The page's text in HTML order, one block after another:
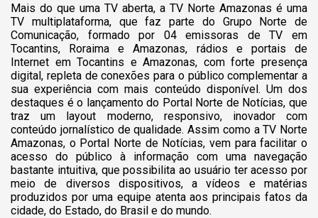
Mais do que uma TV aberta, a TV Norte Amazonas é uma
TV multiplataforma, que faz parte do Grupo Norte de
Comunicação, formado por 04 emissoras de TV em
Tocantins, Roraima e Amazonas, rádios e portais de
Internet em Tocantins e Amazonas, com forte presença
digital, repleta de conexões para o público complementar a
sua experiência com mais conteúdo disponível. Um dos
destaques é o lançamento do Portal Norte de Notícias, que
traz um layout moderno, responsivo, inovador com
conteúdo jornalístico de qualidade. Assim como a TV Norte
Amazonas, o Portal Norte de Notícias, vem para facilitar o
acesso do público à informação com uma navegação
bastante intuitiva, que possibilita ao usuário ter acesso por
meio de diversos dispositivos, a vídeos e matérias
produzidos por uma equipe atenta aos principais fatos da
cidade, do Estado, do Brasil e do mundo.